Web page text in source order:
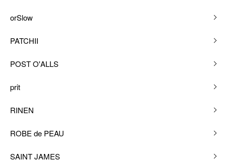
orSlow
PATCHII
POST O'ALLS
prit
RINEN
ROBE de PEAU
SAINT JAMES